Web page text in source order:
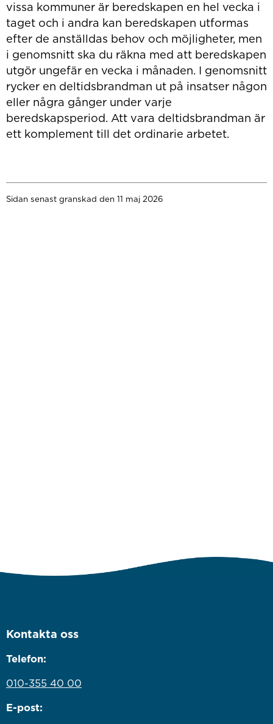
vissa kommuner är beredskapen en hel vecka i
taget och i andra kan beredskapen utformas
efter de anställdas behov och möjligheter, men
i genomsnitt ska du räkna med att beredskapen
utgör ungefär en vecka i månaden. I genomsnitt
rycker en deltidsbrandman ut på insatser någon
eller några gånger under varje
beredskapsperiod. Att vara deltidsbrandman är
ett komplement till det ordinarie arbetet.
Sidan senast granskad den 11 maj 2026
Kontakta oss
Telefon:
010-355 40 00
E-post: